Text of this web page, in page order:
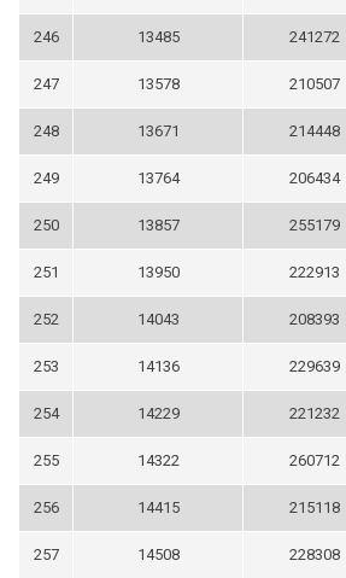
246 13485 241272
247 13578 210507
248 13671 214448
249 13764 206434
250 13857 255179
251 13950 222913
252 14043 208393
253 14136 229639
254 14229 221232
255 14322 260712
256 14415 215118
257 14508 228308